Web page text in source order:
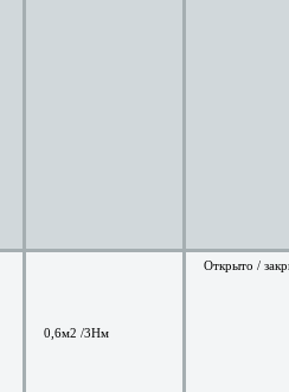
0,6м2 /3Нм
Открыто /